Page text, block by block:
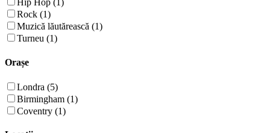
Hip Hop (1)
Rock (1)
Muzică lăutărească (1)
Turneu (1)
Orașe
Londra (5)
Birmingham (1)
Coventry (1)